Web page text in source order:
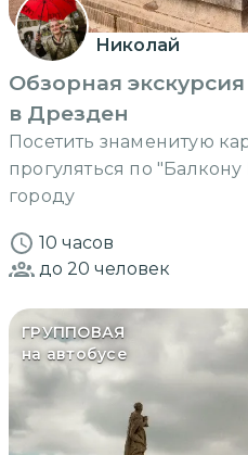
Николай
Обзорная
в Дрезден
Посетить знаменитую
прогуляться по
городу
10 часов
до 20 человек
ГРУППОВАЯ
на автобусе